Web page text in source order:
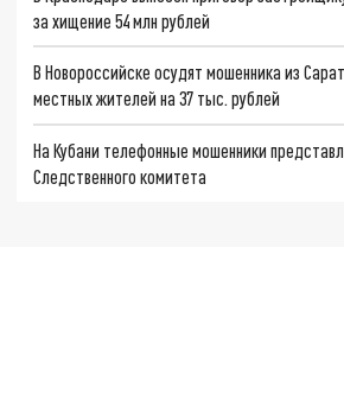
за хищение 54 млн рублей
В Новороссийске осудят мошенника из
местных жителей на 37 тыс. рублей
На Кубани телефонные мошенники
Следственного комитета